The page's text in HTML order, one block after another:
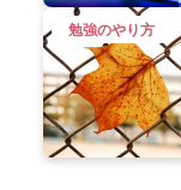
勉強のやり方